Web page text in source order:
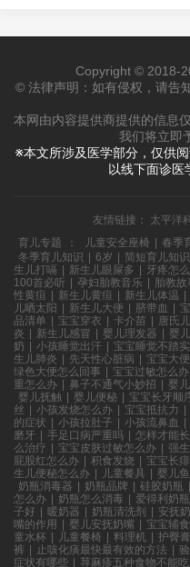
Copyright © 2018-
© 法律声明：如有侵权，请告
本网由内容提供商提供的信息
我们将立即
※本文所涉及医学部分，仅供
以线下面诊医
友情链接： 太平洋
育儿专题
： 儿童安全座椅 | 春季
冬季育儿知识 | 6岁 | 简短育儿知识
生儿打嗝 | 新生儿眼屎多 | 牙疼怎
100首必听 | 孕妇胎教音乐 | 胎教故
性黄疸 | 新生儿黄疸 | 新生儿体温 |
儿晒太阳 | 新生儿大便 | 脐带血 |
品清单 | 宝宝穿衣 | 卡介苗 | 唐氏儿
炎 | 新生儿感冒 | 婴儿理发器 | 婴
奶 | 小孩睡觉出汗 | 宝宝睡觉不踏实
生儿肺炎 | 先天性心脏病 | 宝宝大
绿色大便怎么回事 | 宝宝过敏怎么办
重怎么办 | 鼻子不通气小妙招 | 婴
婴儿抚触 | 婴儿便秘 | 宝宝长牙顺
丝 | 小孩发烧怎么办 | 宝宝抵抗力 |
的症状 | 小孩拉肚子 | 小孩流鼻血 |
磨牙 | 手足口病严重吗 | 怎样才能
么治疗 | 宝宝皮肤过敏怎么办 | 强
屁股红怎么办 | 积食发烧 | 宝宝长
生儿便秘怎么办 | 儿童餐具 | 婴儿
奶瓶消毒器 | 奶瓶品牌 | 硅胶奶瓶 |
怎么办 | 奶瓶怎么消毒 | 爱得利奶瓶
子好 | 暖奶器 | 奶瓶清洗剂 | 安抚
嘴的作用 | 婴儿安抚奶嘴 | 宝宝辅
童水杯 | 儿童餐椅 | 料理机 | 护臀膏
裤 | 止咳化痰最快最有效的方法 |
症状有哪些 | 荨麻疹五种食物不能吃